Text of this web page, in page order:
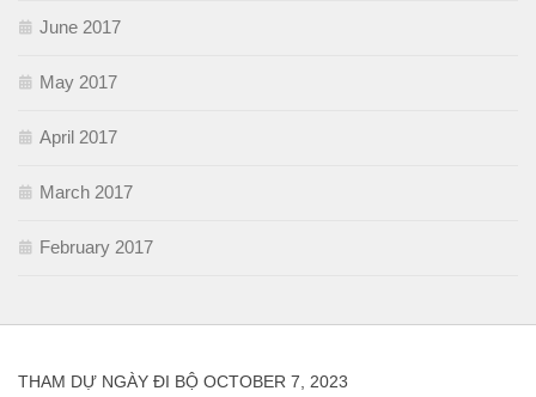
June 2017
May 2017
April 2017
March 2017
February 2017
THAM DỰ NGÀY ĐI BỘ OCTOBER 7, 2023